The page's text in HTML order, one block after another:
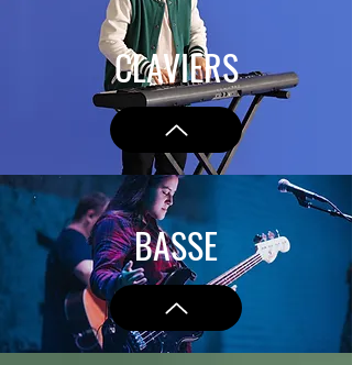
CLAVIERS
BASSE